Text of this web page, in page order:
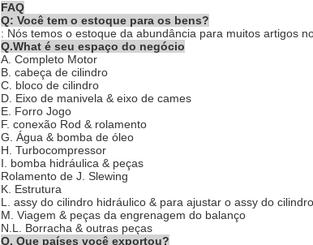
FAQ
Q: Você tem o estoque para os bens?
: Nós temos o estoque da abundância para muitos artigos
Q.What é seu espaço do negócio
A. Completo Motor
B. cabeça de cilindro
C. bloco de cilindro
D. Eixo de manivela & eixo de cames
E. Forro Jogo
F. conexão Rod & rolamento
G. Água & bomba de óleo
H. Turbocompressor
I. bomba hidráulica & peças
Rolamento de J. Slewing
K. Estrutura
L. assy do cilindro hidráulico & para ajustar o assy do
M. Viagem & peças da engrenagem do balanço
N.L. Borracha & outras peças
Q. Que países você exportou?